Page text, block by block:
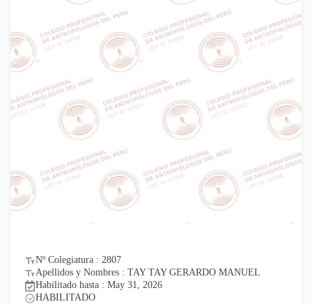
Nº Colegiatura : 2807
Apellidos y Nombres : TAY TAY GERARDO MANUEL
Habilitado hasta : May 31, 2026
HABILITADO